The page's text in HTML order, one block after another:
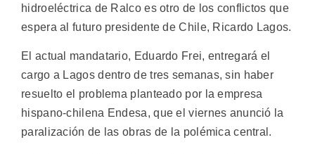
hidroeléctrica de Ralco es otro de los conflictos que
espera al futuro presidente de Chile, Ricardo Lagos.
El actual mandatario, Eduardo Frei, entregará el
cargo a Lagos dentro de tres semanas, sin haber
resuelto el problema planteado por la empresa
hispano-chilena Endesa, que el viernes anunció la
paralización de las obras de la polémica central.